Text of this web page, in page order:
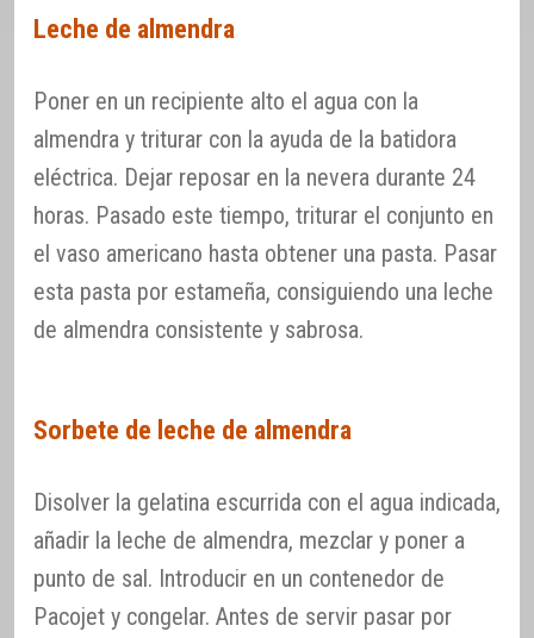
Leche de almendra
Poner en un recipiente alto el agua con la
almendra y triturar con la ayuda de la batidora
eléctrica. Dejar reposar en la nevera durante 24
horas. Pasado este tiempo, triturar el conjunto en
el vaso americano hasta obtener una pasta. Pasar
esta pasta por estameña, consiguiendo una leche
de almendra consistente y sabrosa.
Sorbete de leche de almendra
Disolver la gelatina escurrida con el agua indicada,
añadir la leche de almendra, mezclar y poner a
punto de sal. Introducir en un contenedor de
Pacojet y congelar. Antes de servir pasar por